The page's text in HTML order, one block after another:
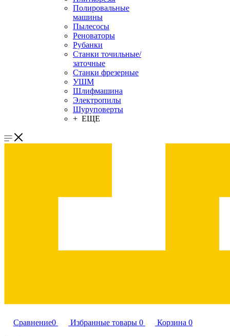
Полировальные
машины
Пылесосы
Реноваторы
Рубанки
Станки точильные/
заточные
Станки фрезерные
УШМ
Шлифмашина
Электропилы
Шуруповерты
+ ЕЩЕ
Сравнение0 Избранные товары 0 Корзина 0